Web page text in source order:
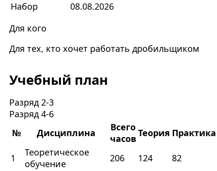
Набор
08.08.2026
Для кого
Для тех, кто хочет работать дробильщиком
Учебный план
Разряд 2-3
Разряд 4-6
№
Дисциплина
Всего
часовТеория Практика
1
Теоретическое
обучение
206 124 82